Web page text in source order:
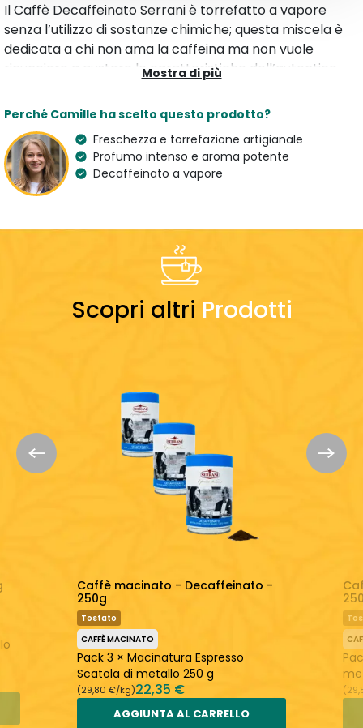
Il Caffè Decaffeinato Serrani è torrefatto a vapore
senza l’utilizzo di sostanze chimiche; questa miscela è
dedicata a chi non ama la caffeina ma non vuole
rinunciare a gustare le caratteristiche dell’autentico
corposo, aromatico con retrogusto persistente.
Caratteristiche
Tipologia
Caffè Macinato
Aroma
100 % Arabica
Decaffeinato
Preparazione
FORTE
Un caffè perfettamente equilibrato
Torrefatto fresco
Caffè Macinato
Mostra di più
Perché Camille ha scelto questo prodotto?
Freschezza e torrefazione artigianale
Profumo intenso e aroma potente
Decaffeinato a vapore
Scopri altri Prodotti
Caffè macinato - Decaffeinato -
250g
Tostato
CAFFÈ MACINATO
Pack 3 × Macinatura Espresso
Scatola di metallo 250 g
(29,80 €/kg)22,35 €
AGGIUNTA AL CARRELLO